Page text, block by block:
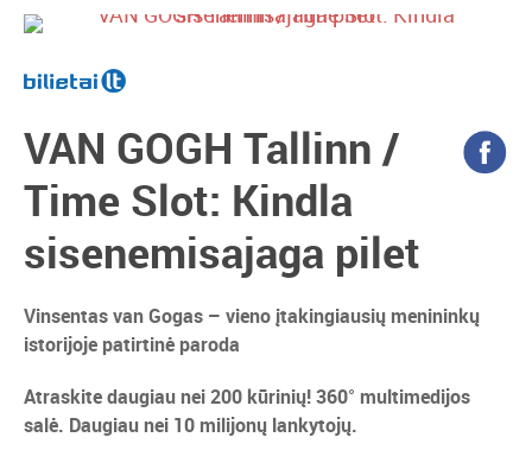
VAN GOGH Tallinn /
Time Slot: Kindla
sisenemisajaga pilet
Vinsentas van Gogas – vieno įtakingiausių menininkų
istorijoje patirtinė paroda
Atraskite daugiau nei 200 kūrinių! 360° multimedijos
salė. Daugiau nei 10 milijonų lankytojų.